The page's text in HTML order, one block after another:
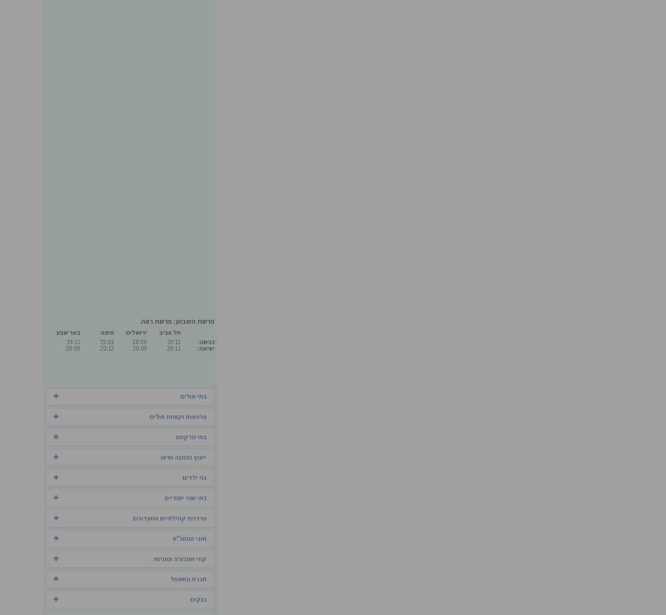
פרשת השבוע: פרשת ראה
כניסה:
יציאה:
תל אביב
19:12
20:11
ירושלים
18:50
20:09
חיפה
19:03
20:12
באר שבע
19:11
20:09
בתי חולים
מרפאות וקופות חולים
בתי מרקחת
ייעוץ הכוונה וסיוע
גני ילדים
בתי ספר יסודיים
מרכזים קהילתיים ומועדונים
חוגי המתנ"ס
קווי תחבורה ומוניות
חברת החשמל
בנקים